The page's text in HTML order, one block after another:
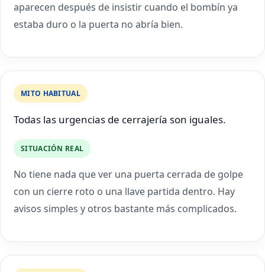
aparecen después de insistir cuando el bombín ya
estaba duro o la puerta no abría bien.
MITO HABITUAL
Todas las urgencias de cerrajería son iguales.
SITUACIÓN REAL
No tiene nada que ver una puerta cerrada de golpe
con un cierre roto o una llave partida dentro. Hay
avisos simples y otros bastante más complicados.